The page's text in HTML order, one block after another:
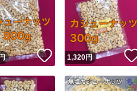
いいね！
1,320円